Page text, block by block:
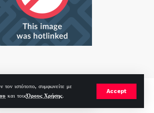
τον ιστότοπο, συμφωνείτε με
και τουςΌρους Χρήσης.
Accept
%year%, All Rights Reserved |bySp
Hosted byRealHosting